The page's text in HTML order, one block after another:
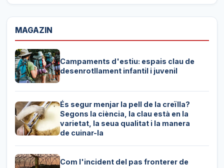
MAGAZIN
Campaments d'estiu: espais clau de
desenrotllament infantil i juvenil
És segur menjar la pell de la creïlla?
Segons la ciència, la clau està en la
varietat, la seua qualitat i la manera
de cuinar-la
Com l'incident del pas fronterer de